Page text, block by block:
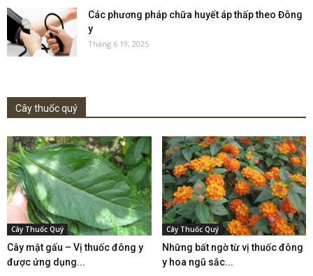
Các phương pháp chữa huyết áp thấp theo Đông
y
Tháng 6 19, 2025
Cây thuốc quý
Cây Thuốc Quý
Cây mật gấu – Vị thuốc đông y
được ứng dụng...
Cây Thuốc Quý
Những bất ngờ từ vị thuốc đông
y hoa ngũ sắc...